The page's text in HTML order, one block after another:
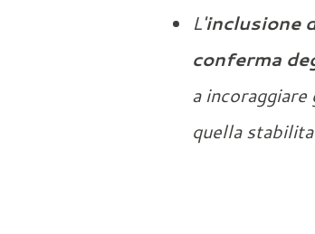
L'inclusione
conferma
a
quella